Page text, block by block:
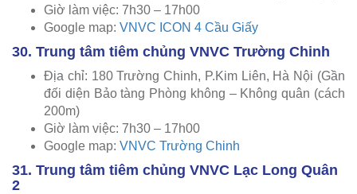
Giờ làm việc: 7h30 – 17h00
Google map: VNVC ICON 4 Cầu Giấy
30. Trung tâm tiêm chủng VNVC Trường Chinh
Địa chỉ: 180 Trường Chinh, P.Kim Liên, Hà Nội (Gần
đối diện Bảo tàng Phòng không – Không quân (cách
200m)
Giờ làm việc: 7h30 – 17h00
Google map: VNVC Trường Chinh
31. Trung tâm tiêm chủng VNVC Lạc Long Quân
2